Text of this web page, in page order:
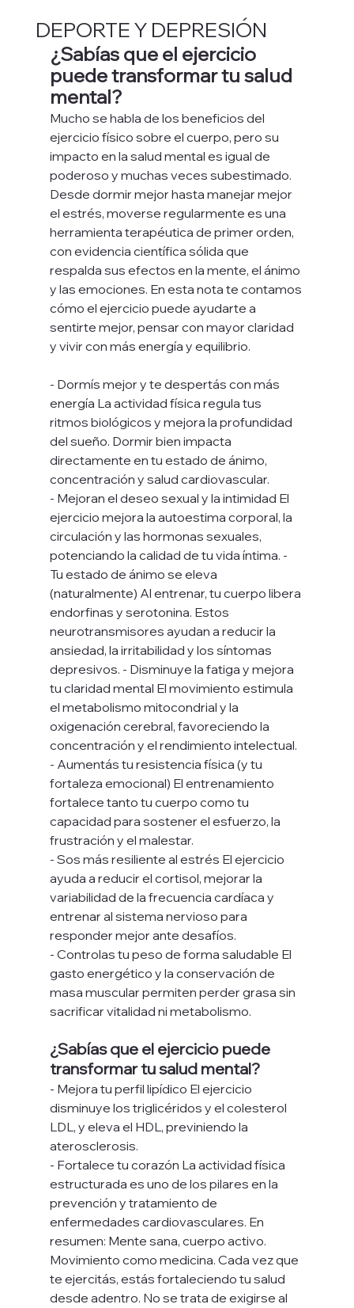
DEPORTE Y DEPRESIÓN
¿Sabías que el ejercicio
puede transformar tu salud
mental?
Mucho se habla de los beneficios del
ejercicio físico sobre el cuerpo, pero su
impacto en la salud mental es igual de
poderoso y muchas veces subestimado.
Desde dormir mejor hasta manejar mejor
el estrés, moverse regularmente es una
herramienta terapéutica de primer orden,
con evidencia científica sólida que
respalda sus efectos en la mente, el ánimo
y las emociones. En esta nota te contamos
cómo el ejercicio puede ayudarte a
sentirte mejor, pensar con mayor claridad
y vivir con más energía y equilibrio.
- Dormís mejor y te despertás con más
energía La actividad física regula tus
ritmos biológicos y mejora la profundidad
del sueño. Dormir bien impacta
directamente en tu estado de ánimo,
concentración y salud cardiovascular.
- Mejoran el deseo sexual y la intimidad El
ejercicio mejora la autoestima corporal, la
circulación y las hormonas sexuales,
potenciando la calidad de tu vida íntima. -
Tu estado de ánimo se eleva
(naturalmente) Al entrenar, tu cuerpo libera
endorfinas y serotonina. Estos
neurotransmisores ayudan a reducir la
ansiedad, la irritabilidad y los síntomas
depresivos. - Disminuye la fatiga y mejora
tu claridad mental El movimiento estimula
el metabolismo mitocondrial y la
oxigenación cerebral, favoreciendo la
concentración y el rendimiento intelectual.
- Aumentás tu resistencia física (y tu
fortaleza emocional) El entrenamiento
fortalece tanto tu cuerpo como tu
capacidad para sostener el esfuerzo, la
frustración y el malestar.
- Sos más resiliente al estrés El ejercicio
ayuda a reducir el cortisol, mejorar la
variabilidad de la frecuencia cardíaca y
entrenar al sistema nervioso para
responder mejor ante desafíos.
- Controlas tu peso de forma saludable El
gasto energético y la conservación de
masa muscular permiten perder grasa sin
sacrificar vitalidad ni metabolismo.
¿Sabías que el ejercicio puede
transformar tu salud mental?
- Mejora tu perfil lipídico El ejercicio
disminuye los triglicéridos y el colesterol
LDL, y eleva el HDL, previniendo la
aterosclerosis.
- Fortalece tu corazón La actividad física
estructurada es uno de los pilares en la
prevención y tratamiento de
enfermedades cardiovasculares. En
resumen: Mente sana, cuerpo activo.
Movimiento como medicina. Cada vez que
te ejercitás, estás fortaleciendo tu salud
desde adentro. No se trata de exigirse al